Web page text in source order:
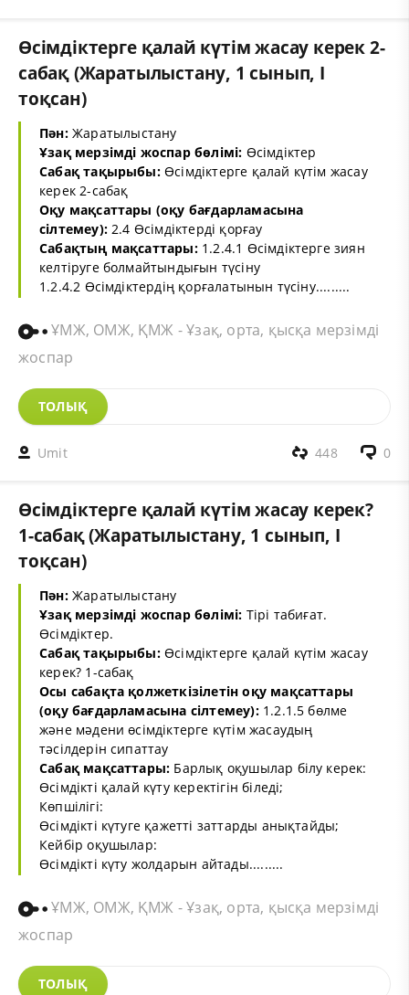
Өсімдіктерге қалай күтім жасау керек 2-
сабақ (Жаратылыстану, 1 сынып, I
тоқсан)
Пән:Жаратылыстану
Ұзақ мерзімді жоспар бөлімі: Өсімдіктер
Сабақ тақырыбы:Өсімдіктерге қалай күтім жасау
керек 2-сабақ
Оқу мақсаттары (оқу бағдарламасына
сілтемеу):2.4 Өсімдіктерді қорғау
Сабақтың мақсаттары:1.2.4.1 Өсімдіктерге зиян
келтіруге болмайтындығын түсіну
1.2.4.2 Өсімдіктердің қорғалатынын түсіну.........
ҰМЖ, ОМЖ, ҚМЖ - Ұзақ, орта, қысқа мерзімді
жоспар
ТОЛЫҚ
Umit 0
448
Өсімдіктерге қалай күтім жасау керек?
1-сабақ (Жаратылыстану, 1 сынып, I
тоқсан)
Пән:Жаратылыстану
Ұзақ мерзімді жоспар бөлімі: Тірі табиғат.
Өсімдіктер.
Сабақ тақырыбы:Өсімдіктерге қалай күтім жасау
керек? 1-сабақ
Осы сабақта қолжеткізілетін оқу мақсаттары
(оқу бағдарламасына сілтемеу):1.2.1.5 бөлме
және мәдени өсімдіктерге күтім жасаудың
тәсілдерін сипаттау
Сабақ мақсаттары: Барлық оқушылар білу керек:
Өсімдікті қалай күту керектігін біледі;
Көпшілігі:
Өсімдікті күтуге қажетті заттарды анықтайды;
Кейбір оқушылар:
Өсімдікті күту жолдарын айтады.........
ҰМЖ, ОМЖ, ҚМЖ - Ұзақ, орта, қысқа мерзімді
жоспар
ТОЛЫҚ